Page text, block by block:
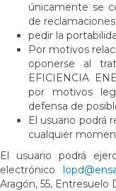
únicamente se
de reclamaciones.
pedir la
Por motivos
oponerse al
EFICIENCIA
por motivos
defensa de
El usuario podrá
cualquier
El usuario podrá
electrónico
Aragón, 55,